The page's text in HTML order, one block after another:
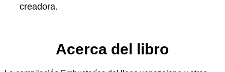
creadora.
Acerca del libro